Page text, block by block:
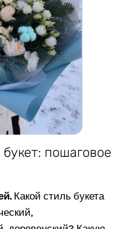
пошаговое
Какой стиль букета